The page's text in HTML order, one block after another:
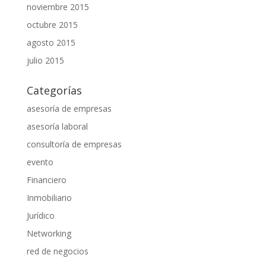
noviembre 2015
octubre 2015
agosto 2015
julio 2015
Categorías
asesoría de empresas
asesoría laboral
consultoría de empresas
evento
Financiero
Inmobiliario
Jurídico
Networking
red de negocios